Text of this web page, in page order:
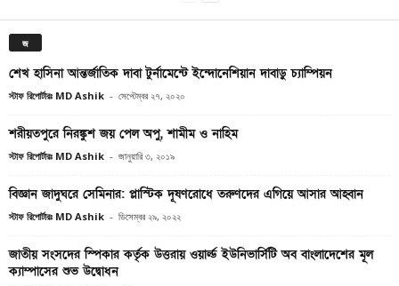
জ
শেখ হাসিনা আন্তর্জাতিক দাবা টুর্নামেন্টে ইন্দোনেশিয়ান দাবাড়ু চ্যাম্পিয়ন
স্টাফ রিপোর্টারঃ MD Ashik - সেপ্টেম্বর ২৭, ২০২০
শরীয়তপুরে নিরঙ্কুশ জয় পেল অপু, শামীম ও নাহিম
স্টাফ রিপোর্টারঃ MD Ashik - জানুয়ারি ৩, ২০১৯
বিজ্ঞান জাদুঘরে সেমিনার: প্লাস্টিক দূষণরোধে তরুণদের এগিয়ে আসার আহ্বান
স্টাফ রিপোর্টারঃ MD Ashik - ডিসেম্বর ২৯, ২০২২
জাতীয় সংসদের স্পিকার কর্তৃক উত্তরায় ওয়ার্ল্ড ইউনিভার্সিটি অব বাংলাদেশের মূল
ক্যাম্পাসের শুভ উদ্বোধন